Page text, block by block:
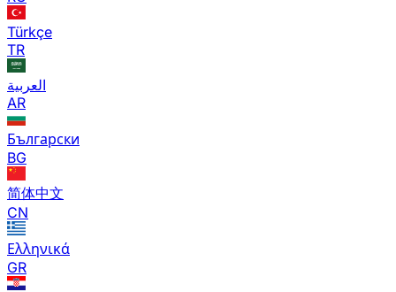
Türkçe
TR
العربية
AR
Български
BG
简体中文
CN
Ελληνικά
GR